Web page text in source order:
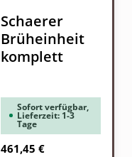
Schaerer
Brüheinheit
komplett
Sofort verfügbar,
Lieferzeit: 1-3
Tage
Regulärer Preis:
461,45 €